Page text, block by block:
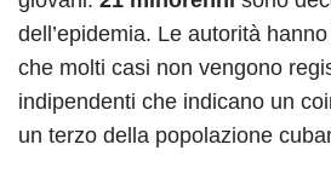
dell’epidemia. Le autorità
che molti casi non vengono
indipendenti che indicano un
un terzo della popolazione